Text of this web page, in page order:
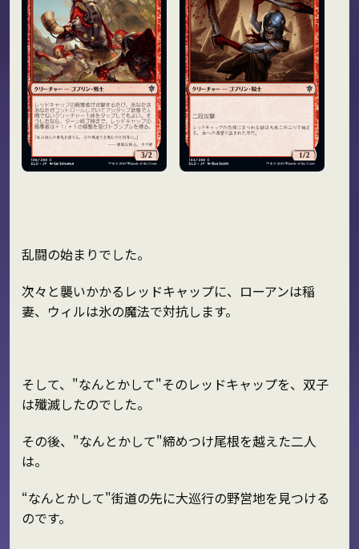
乱闘の始まりでした。
次々と襲いかかるレッドキャップに、ローアンは稲
妻、ウィルは氷の魔法で対抗します。
そして、"なんとかして"そのレッドキャップを、双子
は殲滅したのでした。
その後、"なんとかして"締めつけ尾根を越えた二人
は。
“なんとかして"街道の先に大巡行の野営地を見つける
のです。